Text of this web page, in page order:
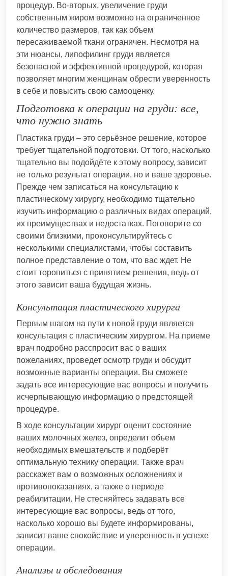
процедур. Во-вторых, увеличение груди
собственным жиром возможно на ограниченное
количество размеров, так как объем
пересаживаемой ткани ограничен. Несмотря на
эти нюансы, липофилинг груди является
безопасной и эффективной процедурой, которая
позволяет многим женщинам обрести уверенность
в себе и повысить свою самооценку.
Подготовка к операции на груди: все,
что нужно знать
Пластика груди – это серьёзное решение, которое
требует тщательной подготовки. От того, насколько
тщательно вы подойдёте к этому вопросу, зависит
не только результат операции, но и ваше здоровье.
Прежде чем записаться на консультацию к
пластическому хирургу, необходимо тщательно
изучить информацию о различных видах операций,
их преимуществах и недостатках. Поговорите со
своими близкими, проконсультируйтесь с
несколькими специалистами, чтобы составить
полное представление о том, что вас ждет. Не
стоит торопиться с принятием решения, ведь от
этого зависит ваша будущая жизнь.
Консультация пластического хирурга
Первым шагом на пути к новой груди является
консультация с пластическим хирургом. На приеме
врач подробно расспросит вас о ваших
пожеланиях, проведет осмотр груди и обсудит
возможные варианты операции. Вы сможете
задать все интересующие вас вопросы и получить
исчерпывающую информацию о предстоящей
процедуре.
В ходе консультации хирург оценит состояние
ваших молочных желез, определит объем
необходимых вмешательств и подберёт
оптимальную технику операции. Также врач
расскажет вам о возможных осложнениях и
противопоказаниях, а также о периоде
реабилитации. Не стесняйтесь задавать все
интересующие вас вопросы, ведь от того,
насколько хорошо вы будете информированы,
зависит ваше спокойствие и уверенность в успехе
операции.
Анализы и обследования